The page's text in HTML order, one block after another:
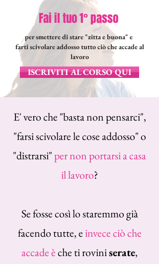
Fai il tuo 1° passo
per smettere di stare "zitta e buona" e
farti scivolare addosso tutto ciò che accade al
lavoro
ISCRIVITI AL CORSO QUI
E' vero che "basta non pensarci",
"farsi scivolare le cose addosso" o
"distrarsi"per non portarsi a casa
il lavoro?
Se fosse così lo staremmo già
facendo tutte, einvece ciò che
accade èche ti roviniserate,